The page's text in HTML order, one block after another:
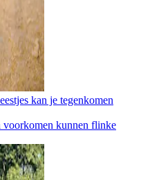
kan je tegenkomen
voorkomen kunnen flinke